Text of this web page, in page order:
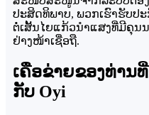
ປະສິດທິພາບ, ພວກເຮົາຮັບປ
ຕໍ່ເສັ້ນໄຍແກ້ວນຳແສງທີ່ມີຄຸນ
ຢ່າງໜ້າເຊື່ອຖື.
ເຄືອຂ່າຍຂອງທ່າ
ກັບ Oyi